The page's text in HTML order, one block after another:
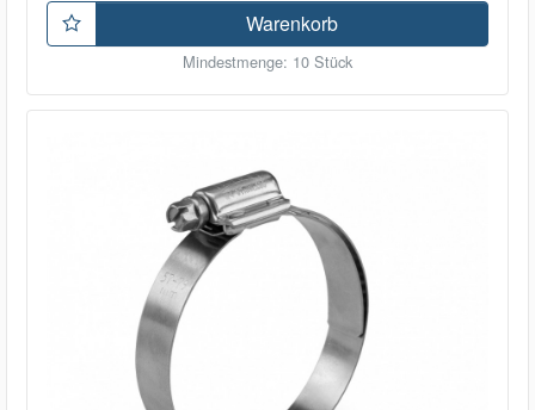
Warenkorb
Mindestmenge: 10 Stück